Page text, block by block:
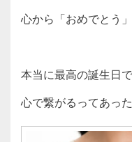
心から「おめでとう
本当に最高の誕生日
心で繋がるってあっ